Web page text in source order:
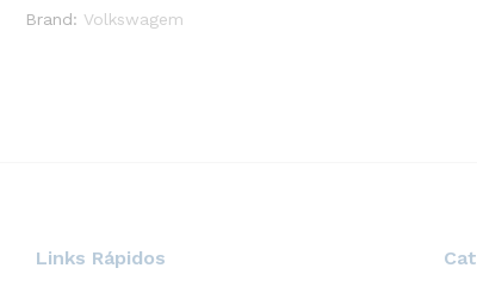
Brand: Volkswagem
Links Rápidos